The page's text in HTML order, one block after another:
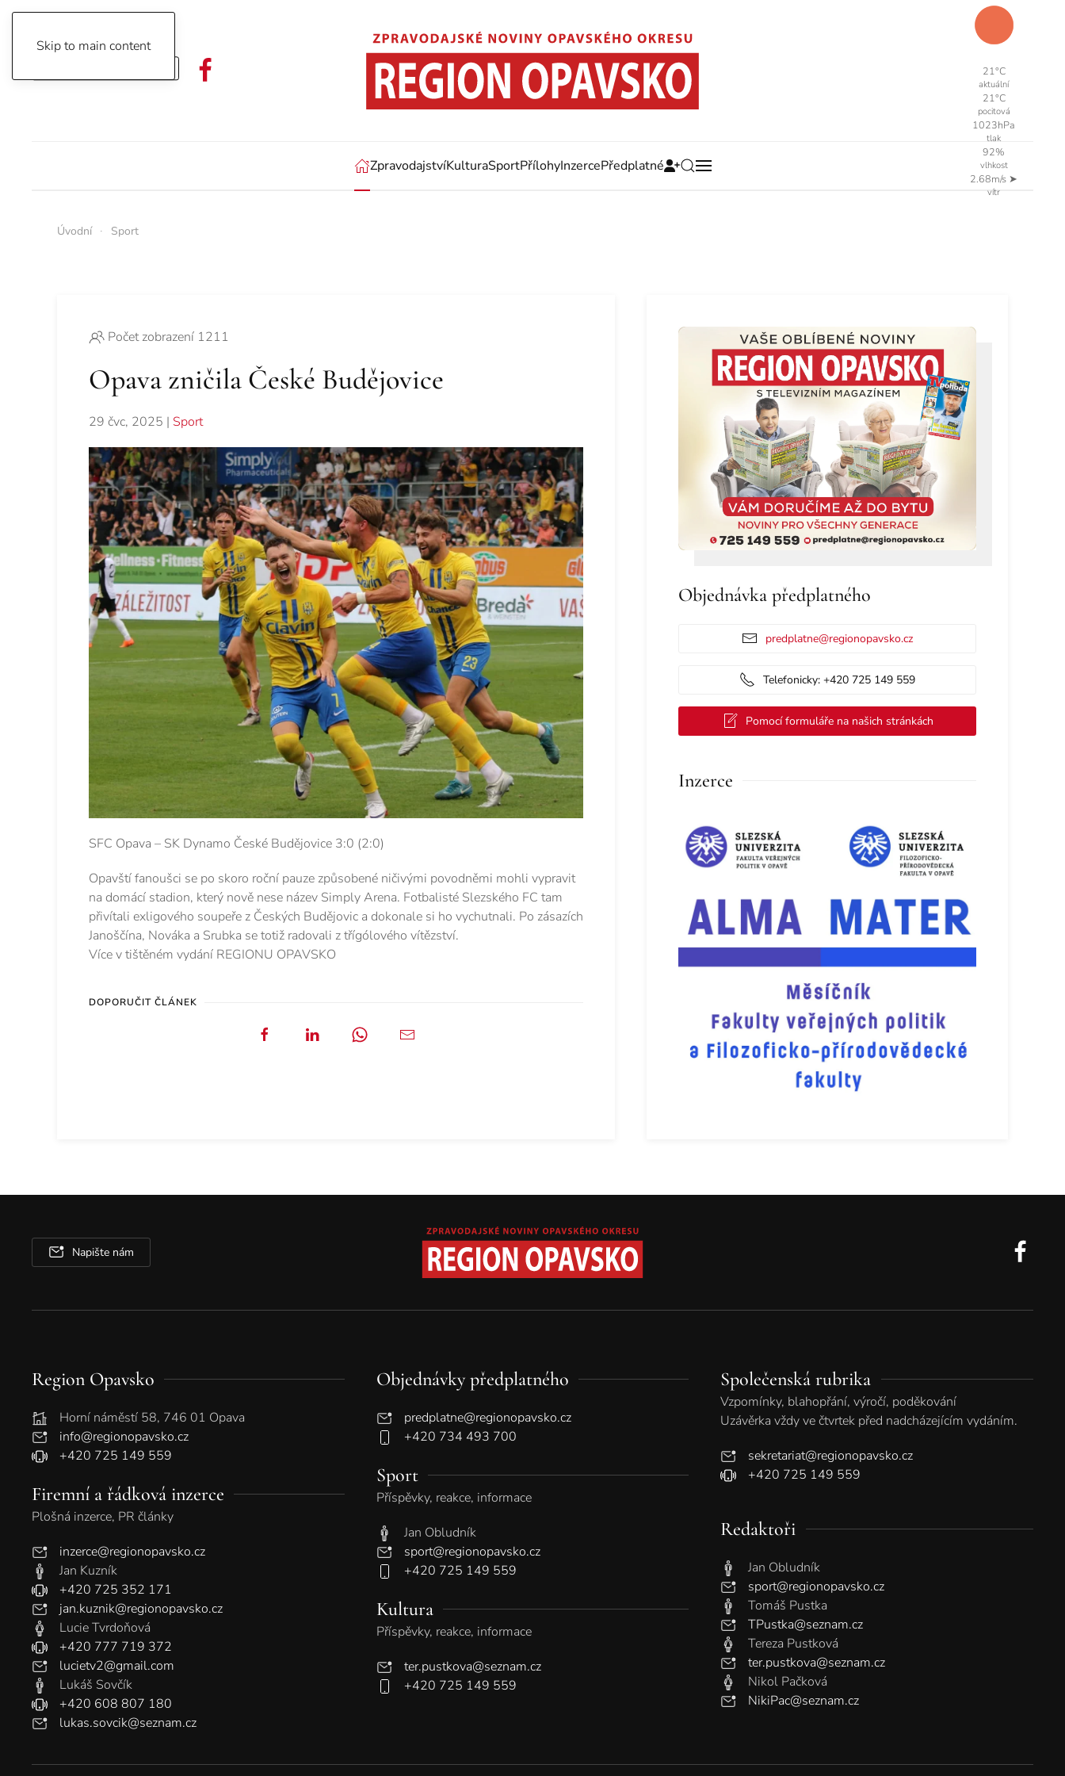
Skip to main content
21°C
aktuální
21°C
pocitová
1023hPa
tlak
92%
vlhkost
2.68m/s ➤
vítr
ZpravodajstvíKulturaSportPřílohyInzercePředplatné
Úvodní Sport
Počet zobrazení 1211
Opava zničila České Budějovice
29 čvc, 2025 | Sport
SFC Opava – SK Dynamo České Budějovice 3:0 (2:0)
Opavští fanoušci se po skoro roční pauze způsobené ničivými povodněmi mohli vypravit
na domácí stadion, který nově nese název Simply Arena. Fotbalisté Slezského FC tam
přivítali exligového soupeře z Českých Budějovic a dokonale si ho vychutnali. Po zásazích
Janoščína, Nováka a Srubka se totiž radovali z třígólového vítězství.
Více v tištěném vydání REGIONU OPAVSKO
DOPORUČIT ČLÁNEK
Objednávka předplatného
predplatne@regionopavsko.cz
Telefonicky: +420 725 149 559
Pomocí formuláře na našich stránkách
Inzerce
Napište nám
Region Opavsko
Horní náměstí 58, 746 01 Opava
info@regionopavsko.cz
+420 725 149 559
Firemní a řádková inzerce
Plošná inzerce, PR články
inzerce@regionopavsko.cz
Jan Kuzník
+420 725 352 171
jan.kuznik@regionopavsko.cz
Lucie Tvrdoňová
+420 777 719 372
lucietv2@gmail.com
Lukáš Sovčík
+420 608 807 180
lukas.sovcik@seznam.cz
Objednávky předplatného
predplatne@regionopavsko.cz
+420 734 493 700
Sport
Příspěvky, reakce, informace
Jan Obludník
sport@regionopavsko.cz
+420 725 149 559
Kultura
Příspěvky, reakce, informace
ter.pustkova@seznam.cz
+420 725 149 559
Společenská rubrika
Vzpomínky, blahopřání, výročí, poděkování
Uzávěrka vždy ve čtvrtek před nadcházejícím vydáním.
sekretariat@regionopavsko.cz
+420 725 149 559
Redaktoři
Jan Obludník
sport@regionopavsko.cz
Tomáš Pustka
TPustka@seznam.cz
Tereza Pustková
ter.pustkova@seznam.cz
Nikol Pačková
NikiPac@seznam.cz